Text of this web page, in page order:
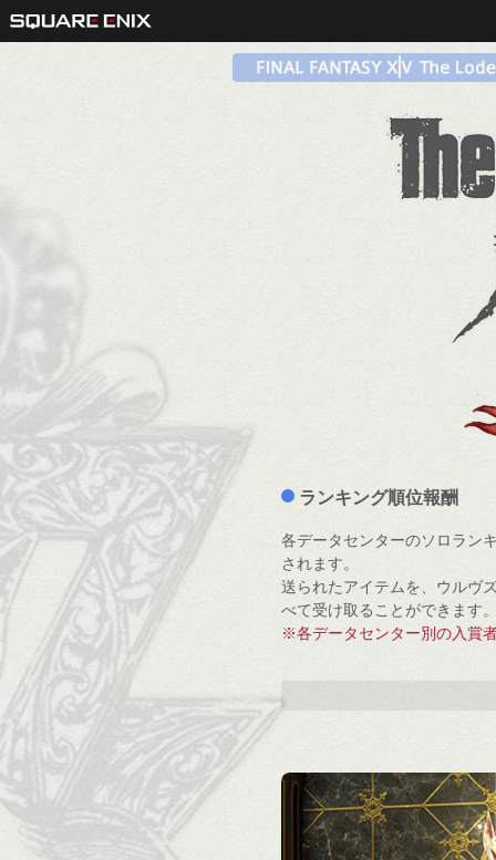
ランキング順位報酬
各データセンターのソロラン
されます。
送られたアイテムを、ウルヴ
べて受け取ることができます
※各データセンター別の入賞